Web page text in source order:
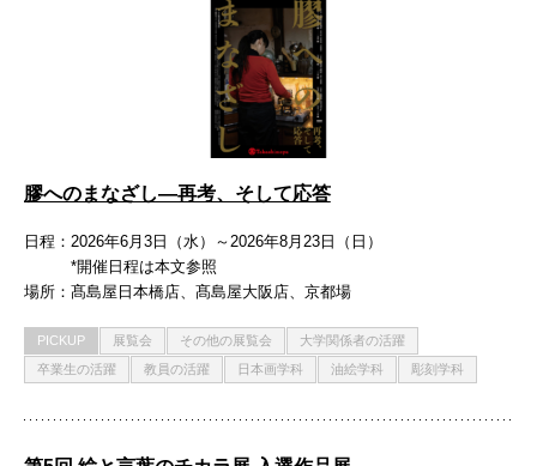
膠へのまなざし―再考、そして応答
日程
2026年6月3日（水）～2026年8月23日（日）
*開催日程は本文参照
場所
髙島屋日本橋店、髙島屋大阪店、京都場
PICKUP 展覧会 その他の展覧会
大学関係者の活躍
卒業生の活躍
教員の活躍 日本画学科 油絵学科 彫刻学科